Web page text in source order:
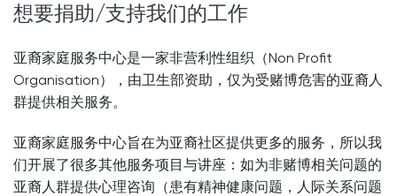
想要捐助/支持我们的工作
亚裔家庭服务中心是一家非营利性组织（Non Profit
Organisation），由卫生部资助，仅为受赌博危害的亚裔人
群提供相关服务。
亚裔家庭服务中心旨在为亚裔社区提供更多的服务，所以我
们开展了很多其他服务项目与讲座：如为非赌博相关问题的
亚裔人群提供心理咨询（患有精神健康问题，人际关系问题